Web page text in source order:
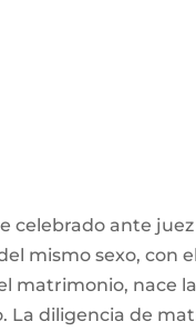
celebrado ante
mismo sexo,
matrimonio, nace la
La diligencia de